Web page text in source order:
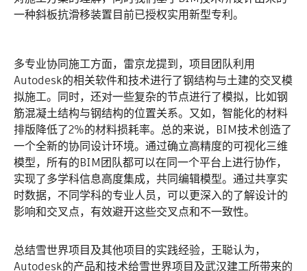
一种斜板抗滑移装置目前已授权实用新型专利。
多专业协同施工方面，雷京龙提到，项目团队利用
Autodesk的相关软件和技术进行了钢结构与土建的交叉模
拟施工。同时，还对一些复杂的节点进行了模拟，比如钢
筋混凝土结构与钢结构的位置关系。又如，智能化的材料
排版降低了2%的材料损耗率。总的来说，BIM技术创造了
一个全新的协同设计环境。通过确立高精度的可视化三维
模型，所有的BIM团队都可以在同一个平台上进行协作，
实现了多学科信息高度集成，共同编辑模型。通过共享实
时数据，不同学科的专业人员，可以更深入的了解设计的
影响和交叉点，有效避开这些交叉点和不一致性。
总结雪世界项目及其他项目的实践经验，王聪认为，
Autodesk的产品和技术给雪世界项目及武汉建工所带来的